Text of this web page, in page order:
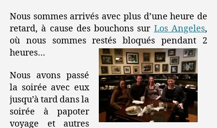
Nous sommes arrivés avec plus d’une heure de
retard, à cause des bouchons sur Los Angeles,
où nous sommes restés bloqués pendant 2
heures…
Nous avons passé
la soirée avec eux
jusqu’à tard dans la
soirée à papoter
voyage et autres